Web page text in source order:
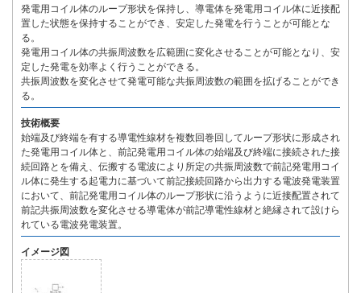
発電用コイル体のループ形状を保持し、導電体を発電用コイル体に近接配
置した状態を保持することができ、安定した発電を行うことが可能とな
る。
発電用コイル体の共振周波数を広範囲に変化させることが可能となり、安
定した発電を効率よく行うことができる。
共振周波数を変化させて発電可能な共振周波数の範囲を拡げることができ
る。
技術概要
始端及び終端を有する導電性線材を複数回巻回してループ形状に形成され
た発電用コイル体と、前記発電用コイル体の始端及び終端に接続された接
続回路とを備え、伝搬する電波により所定の共振周波数で前記発電用コイ
ル体に発生する起電力に基づいて前記接続回路から出力する電波発電装置
において、前記発電用コイル体のループ形状に沿うように近接配置されて
前記共振周波数を変化させる導電体が前記導電性線材と絶縁されて設けら
れている電波発電装置。
イメージ図